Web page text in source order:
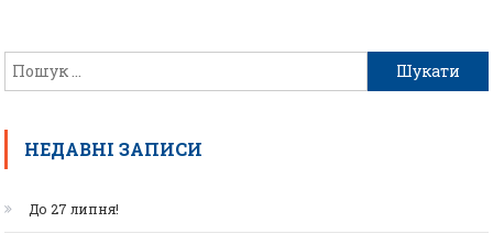
НЕДАВНІ ЗАПИСИ
До 27 липня!